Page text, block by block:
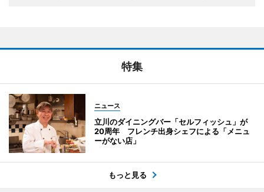
特集
ニュース
立川のダイニングバー「セルフィッシュ」が
20周年 フレンチ出身シェフによる「メニュ
ーがない店」
もっと見る